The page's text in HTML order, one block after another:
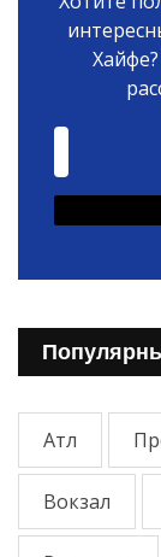
Атл
Вокзал